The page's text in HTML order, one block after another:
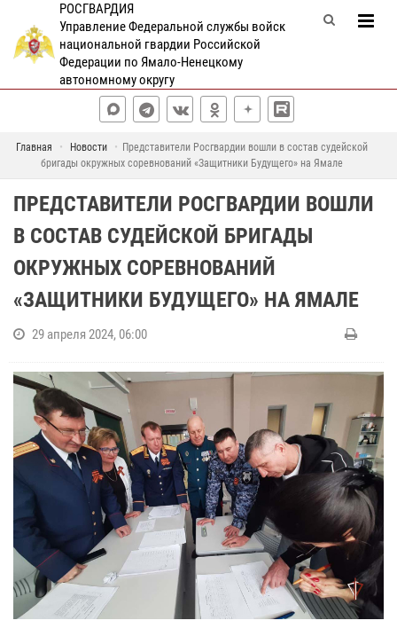
РОСГВАРДИЯ
Управление Федеральной службы войск
национальной гвардии Российской
Федерации по Ямало-Ненецкому
автономному округу
Главная Новости
Представители Росгвардии вошли в состав судейской
бригады окружных соревнований «Защитники Будущего» на Ямале
ПРЕДСТАВИТЕЛИ РОСГВАРДИИ ВОШЛИ
В СОСТАВ СУДЕЙСКОЙ БРИГАДЫ
ОКРУЖНЫХ СОРЕВНОВАНИЙ
«ЗАЩИТНИКИ БУДУЩЕГО» НА ЯМАЛЕ
29 апреля 2024, 06:00